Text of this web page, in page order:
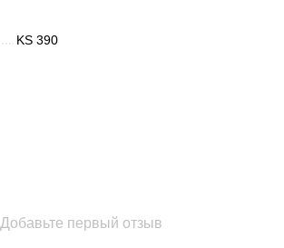
KS 390
Добавьте первый отзыв